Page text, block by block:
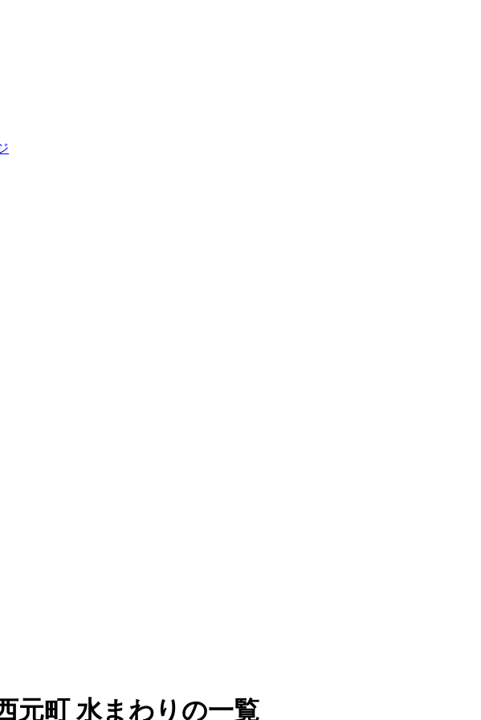
元町 水まわりの一覧